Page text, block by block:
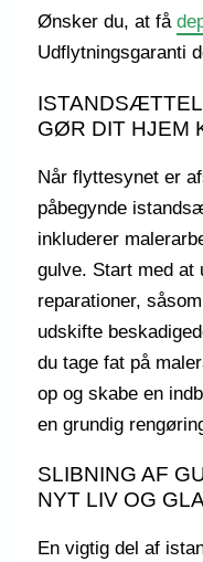
Ønsker du, at få
Udflytningsgaranti
GØR DIT HJEM
Når flyttesynet er
påbegynde
inkluderer
gulve. Start med at
reparationer,
udskifte
du tage fat på
op og skabe en
en grundig
SLIBNING AF
NYT LIV OG
En vigtig del af